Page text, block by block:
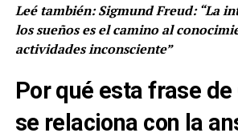
Leé también:Sigmund Freud: “La
los sueños es el camino al
actividades inconsciente”
Por qué esta frase
se relaciona con la